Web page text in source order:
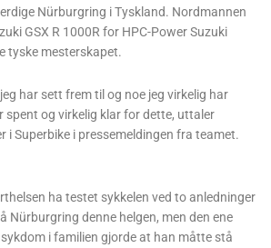
Nürburgring i Tyskland. Nordmannen
GSX R 1000R for HPC-Power Suzuki
tyske mesterskapet.
har sett frem til og noe jeg virkelig har
spent og virkelig klar for dette, uttaler
i Superbike i pressemeldingen fra teamet.
ha testet sykkelen ved to anledninger
Nürburgring denne helgen, men den ene
i familien gjorde at han måtte stå